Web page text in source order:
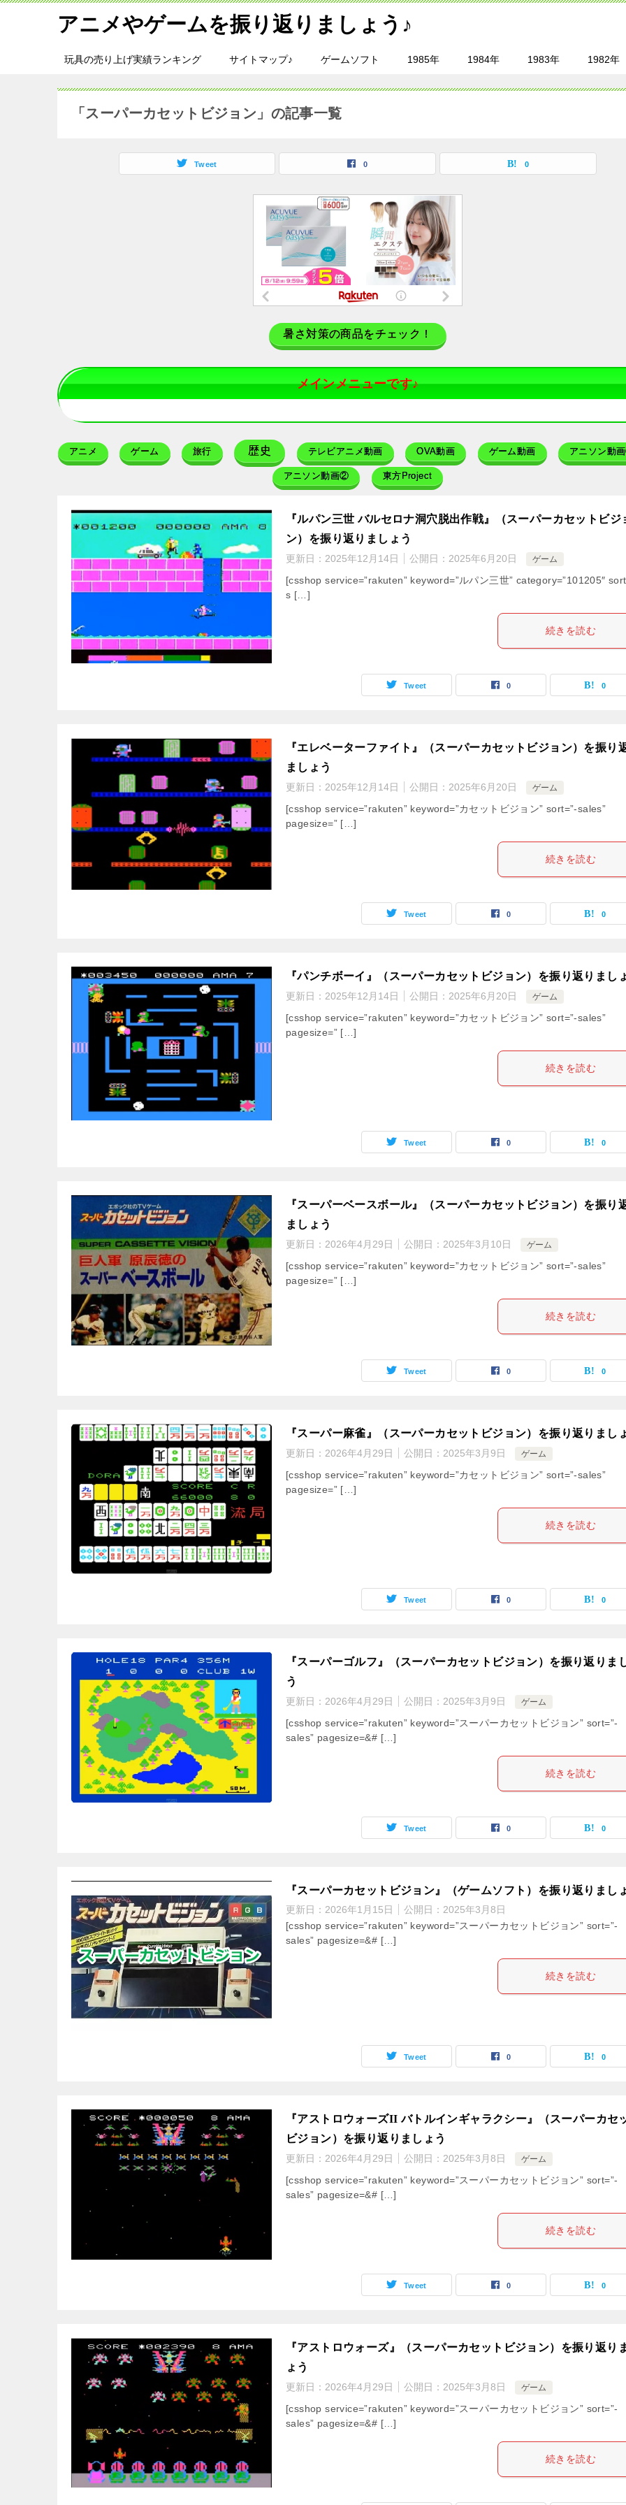
アニメやゲームを振り返りましょう♪
玩具の売り上げ実績ランキング サイトマップ♪ ゲームソフト 1985年 1984年 1983年 1982年
「スーパーカセットビジョン」の記事一覧
Tweet 0 0
暑さ対策の商品をチェック！
メインメニューです♪
アニメ ゲーム 旅行 歴史 テレビアニメ動画 OVA動画 ゲーム動画 アニソン動
アニソン動画② 東方Project
『ルパン三世 バルセロナ洞穴脱出作戦』（スーパーカセットビジ
ン）を振り返りましょう
更新日： 2025年12月14日 公開日： 2025年6月20日 ゲーム
[csshop service=”rakuten” keyword=”ルパン三世” category=”101205″
s […]
続きを読む
Tweet 0 0
『エレベーターファイト』（スーパーカセットビジョン）を振り
ましょう
更新日： 2025年12月14日 公開日： 2025年6月20日 ゲーム
[csshop service=”rakuten” keyword=”カセットビジョン” sort=”-sales”
pagesize=” […]
続きを読む
Tweet 0 0
『パンチボーイ』（スーパーカセットビジョン）を振り返りまし
更新日： 2025年12月14日 公開日： 2025年6月20日 ゲーム
[csshop service=”rakuten” keyword=”カセットビジョン” sort=”-sales”
pagesize=” […]
続きを読む
Tweet 0 0
『スーパーベースボール』（スーパーカセットビジョン）を振り
ましょう
更新日： 2026年4月29日 公開日： 2025年3月10日 ゲーム
[csshop service=”rakuten” keyword=”カセットビジョン” sort=”-sales”
pagesize=” […]
続きを読む
Tweet 0 0
『スーパー麻雀』（スーパーカセットビジョン）を振り返りまし
更新日： 2026年4月29日 公開日： 2025年3月9日 ゲーム
[csshop service=”rakuten” keyword=”カセットビジョン” sort=”-sales”
pagesize=” […]
続きを読む
Tweet 0 0
『スーパーゴルフ』（スーパーカセットビジョン）を振り返りま
う
更新日： 2026年4月29日 公開日： 2025年3月9日 ゲーム
[csshop service=”rakuten” keyword=”スーパーカセットビジョン” sort=”-
sales” pagesize=&# […]
続きを読む
Tweet 0 0
『スーパーカセットビジョン』（ゲームソフト）を振り返りまし
更新日： 2026年1月15日 公開日： 2025年3月8日
[csshop service=”rakuten” keyword=”スーパーカセットビジョン” sort=”-
sales” pagesize=&# […]
続きを読む
Tweet 0 0
『アストロウォーズII バトルインギャラクシー』（スーパーカセ
ビジョン）を振り返りましょう
更新日： 2026年4月29日 公開日： 2025年3月8日 ゲーム
[csshop service=”rakuten” keyword=”スーパーカセットビジョン” sort=”-
sales” pagesize=&# […]
続きを読む
Tweet 0 0
『アストロウォーズ』（スーパーカセットビジョン）を振り返り
ょう
更新日： 2026年4月29日 公開日： 2025年3月8日 ゲーム
[csshop service=”rakuten” keyword=”スーパーカセットビジョン” sort=”-
sales” pagesize=&# […]
続きを読む